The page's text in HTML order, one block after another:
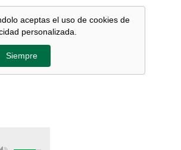
aceptas el uso de cookies de
personalizada.
Siempre